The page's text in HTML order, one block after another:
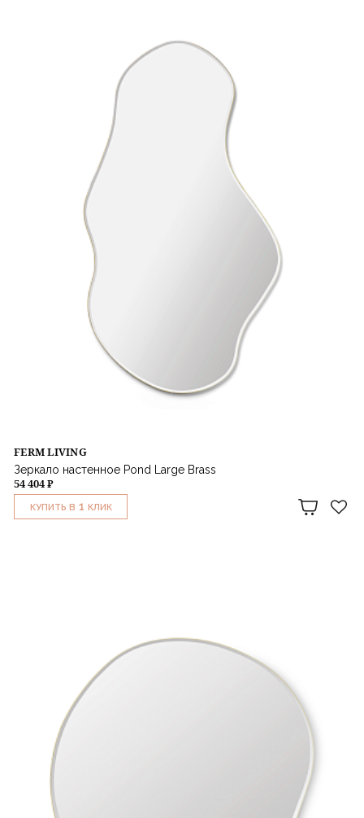
FERM LIVING
Зеркало настенное Pond Large Brass
54 404 ₽
КУПИТЬ В 1 КЛИК